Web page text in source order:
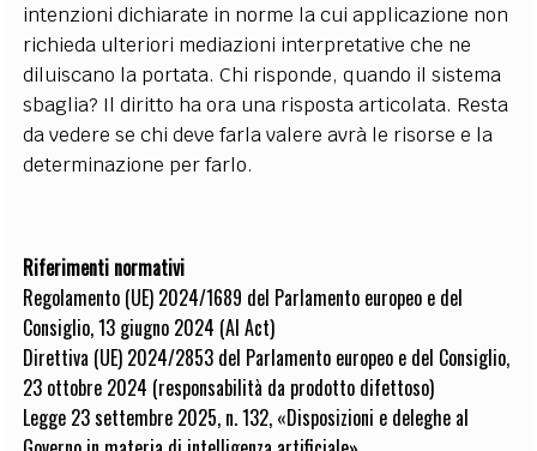
intenzioni dichiarate in norme la cui applicazione non
richieda ulteriori mediazioni interpretative che ne
diluiscano la portata. Chi risponde, quando il sistema
sbaglia? Il diritto ha ora una risposta articolata. Resta
da vedere se chi deve farla valere avrà le risorse e la
determinazione per farlo.
Riferimenti normativi
Regolamento (UE) 2024/1689 del Parlamento europeo e del
Consiglio, 13 giugno 2024 (AI Act)
Direttiva (UE) 2024/2853 del Parlamento europeo e del Consiglio,
23 ottobre 2024 (responsabilità da prodotto difettoso)
Legge 23 settembre 2025, n. 132, «Disposizioni e deleghe al